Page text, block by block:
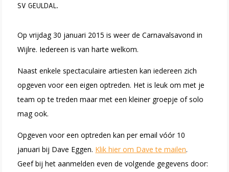
SV GEULDAL.
Op vrijdag 30 januari 2015 is weer de Carnavalsavond in
Wijlre. Iedereen is van harte welkom.
Naast enkele spectaculaire artiesten kan iedereen zich
opgeven voor een eigen optreden. Het is leuk om met je
team op te treden maar met een kleiner groepje of solo
mag ook.
Opgeven voor een optreden kan per email vóór 10
januari bij Dave Eggen. Klik hier om Dave te mailen.
Geef bij het aanmelden even de volgende gegevens door: